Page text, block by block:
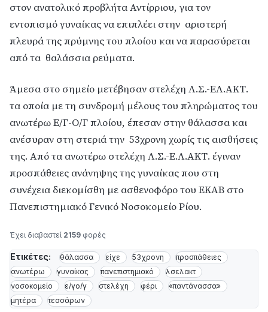
στον ανατολικό προβλήτα Αντίρριου, για τον
εντοπισμό γυναίκας να επιπλέει στην αριστερή
πλευρά της πρύμνης του πλοίου και να παρασύρεται
από τα θαλάσσια ρεύματα.
Άμεσα στο σημείο μετέβησαν στελέχη Λ.Σ.-ΕΛ.ΑΚΤ.
τα οποία με τη συνδρομή μέλους του πληρώματος του
ανωτέρω Ε/Γ-Ο/Γ πλοίου, έπεσαν στην θάλασσα και
ανέσυραν στη στεριά την 53χρονη χωρίς τις αισθήσεις
της. Από τα ανωτέρω στελέχη Λ.Σ.-Ε.Λ.ΑΚΤ. έγιναν
προσπάθειες ανάνηψης της γυναίκας που στη
συνέχεια διεκομίσθη με ασθενοφόρο του ΕΚΑΒ στο
Πανεπιστημιακό Γενικό Νοσοκομείο Ρίου.
Έχει διαβαστεί 2159 φορές
Ετικέτες: θάλασσα είχε 53χρονη
προσπάθειες
ανωτέρω
γυναίκας πανεπιστημιακό
λσελακτ
νοσοκομείο
ε/γο/γ στελέχη φέρι
«παντάνασσα»
μητέρα
τεσσάρων